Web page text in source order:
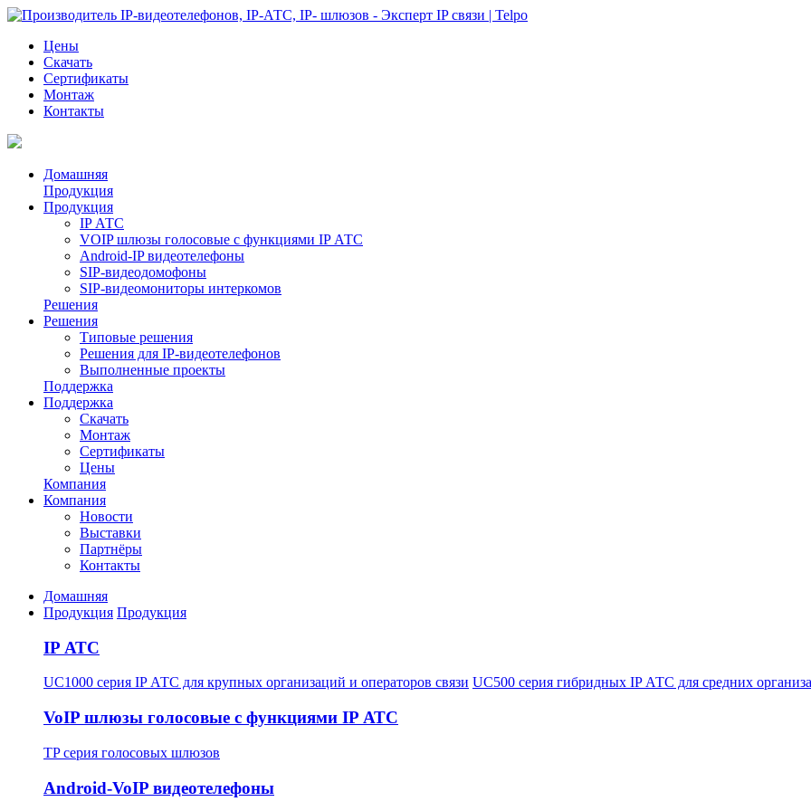
Цены
Скачать
Сертификаты
Монтаж
Контакты
Домашняя
Продукция
Продукция
IP АТС
VOIP шлюзы голосовые с функциями IP АТС
Android-IP видеотелефоны
SIP-видеодомофоны
SIP-видеомониторы интеркомов
Решения
Решения
Типовые решения
Решения для IP-видеотелефонов
Выполненные проекты
Поддержка
Поддержка
Скачать
Монтаж
Сертификаты
Цены
Компания
Компания
Новости
Выставки
Партнёры
Контакты
Домашняя
Продукция Продукция
IP АТС
UC1000 серия IP АТС для крупных организаций и операторов связи UC500 серия гибридных IP АТС для средних
VoIP шлюзы голосовые с функциями IP АТС
TP серия голосовых шлюзов
Android-VoIP видеотелефоны